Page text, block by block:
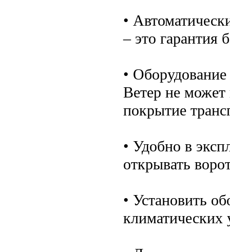
•
– это гарантия
•
Ветер не может
покрытие
• Удобно в
открывать
• Установить
климатических